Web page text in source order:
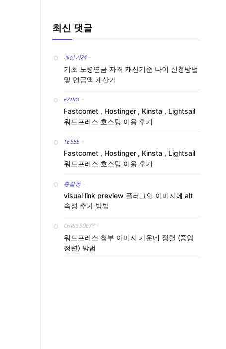
최신 댓글
계산기24 -
기초 노령연금 자격 재산기준 나이 신청방법
및 연금액 계산기
EZIRO -
Fastcomet , Hostinger , Kinsta , Lightsail
워드프레스 호스팅 이용 후기
TEEEE -
Fastcomet , Hostinger , Kinsta , Lightsail
워드프레스 호스팅 이용 후기
홍길동 -
visual link preview 플러그인 이미지에 alt
속성 추가 방법
CHRISSUEXY -
워드프레스 첨부 이미지 가운데 정렬 (중앙
정렬) 방법